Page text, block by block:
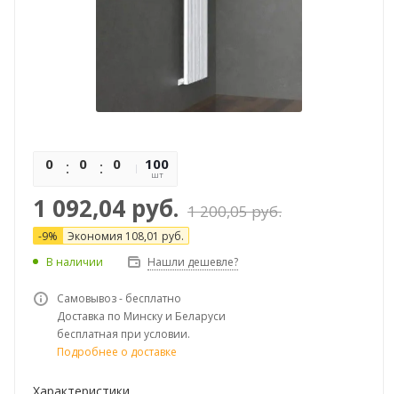
0 0 0 0
100
шт
1 092,04 руб. 1 200,05руб.
-9% Экономия 108,01 руб.
В наличии
Нашли дешевле?
Самовывоз - бесплатно
Доставка по Минску и Беларуси
бесплатная при условии.
Подробнее о доставке